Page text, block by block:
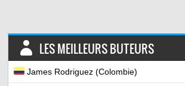
LES MEILLEURS BUTEURS
James Rodriguez (Colombie)